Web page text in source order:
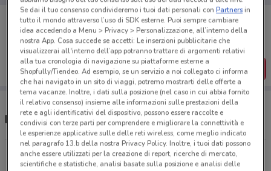
Porta DoveConviene sempre con te!
Puoi trovare le migliori offerte dei negozi vicino a te,
salvarle e creare la tua lista del risparmio, comodamente
dal tuo cellulare.
SCARICA L’APP
Negozi Bata a Crema
Corso Vittorio Emanuele 16 Lodi
15.2 km
Se dai il tuo consenso condivideremo i tuoi dati personali conPartnersin
tutto il mondo attraverso l’uso di SDK esterne. Puoi sempre cambiare
idea accedendo a Menu > Privacy > Personalizzazione, all’interno della
nostra App. Cosa succede se accetti: Le inserzioni pubblicitarie che
visualizzerai all'interno dell’app potranno trattare di argomenti relativi
alla tua cronologia di navigazione su piattaforme esterne a
Shopfully/Tiendeo. Ad esempio, se un servizio a noi collegato ci informa
che hai navigato in un sito di viaggi, potremo mostrarti delle offerte a
tema vacanze. Inoltre, i dati sulla posizione (nel caso in cui abbia fornito
il relativo consenso) insieme alle informazioni sulle prestazioni della
rete e agli identificativi del dispositivo, possono essere raccolte e
condivisi con terze parti per comprendere e migliorare la connettività e
le esperienze applicative sulle delle reti wireless, come meglio indicato
nel paragrafo 13.b della nostra Privacy Policy. Inoltre, i tuoi dati possono
anche essere utilizzati per la creazione di report, ricerche di mercato,
scientifiche e statistiche, analisi basate sulla posizione e analisi delle